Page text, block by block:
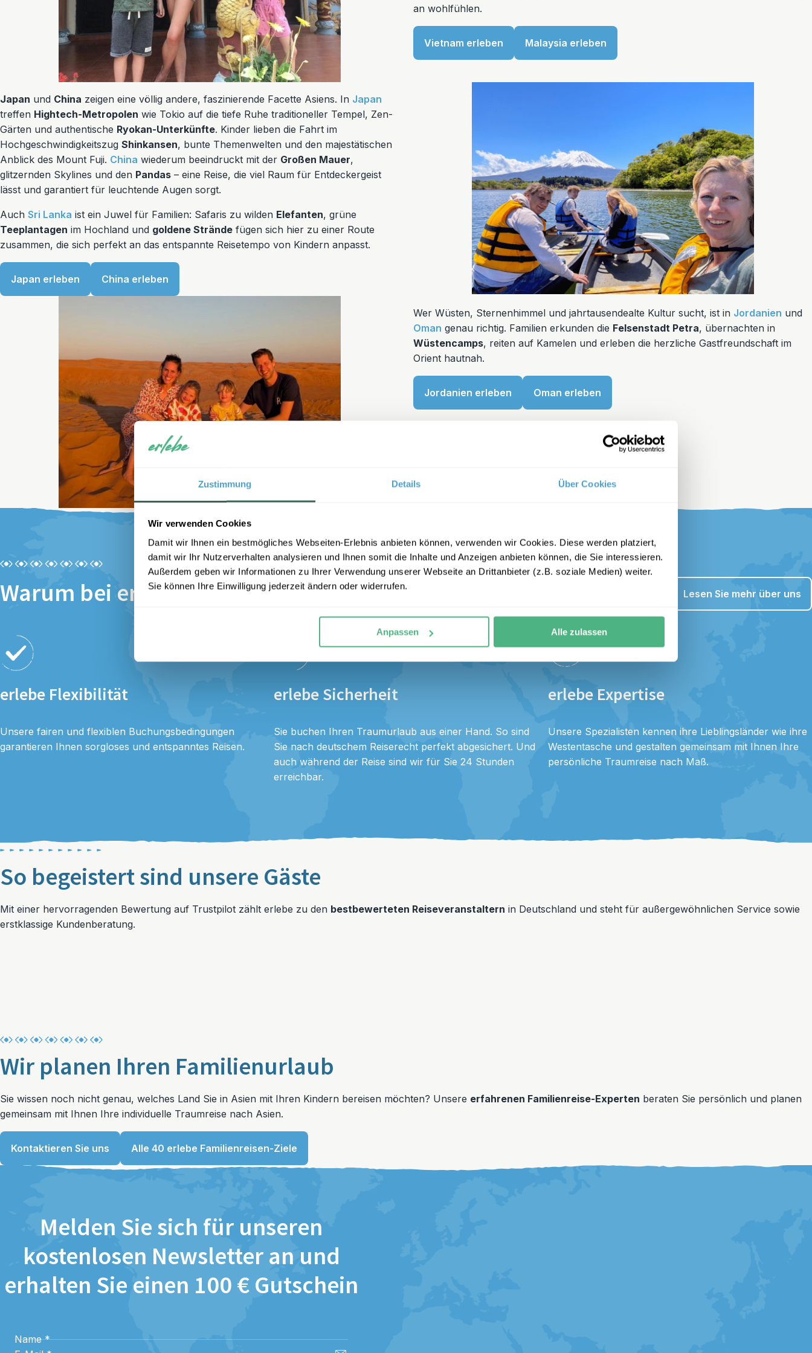
Zustimmung Details Über Cookies
Wir verwenden Cookies
Damit wir Ihnen ein bestmögliches Webseiten-Erlebnis anbieten können, verwenden wir Cookies. Diese werden platziert,
damit wir Ihr Nutzerverhalten analysieren und Ihnen somit die Inhalte und Anzeigen anbieten können, die Sie interessieren.
Außerdem geben wir Informationen zu Ihrer Verwendung unserer Webseite an Drittanbieter (z.B. soziale Medien) weiter.
Sie können Ihre Einwilligung jederzeit ändern oder widerrufen.
Anpassen Alle zulassen
an wohlfühlen.
Vietnam erleben Malaysia erleben
Japan und China zeigen eine völlig andere, faszinierende Facette Asiens. In Japan
treffen Hightech-Metropolen wie Tokio auf die tiefe Ruhe traditioneller Tempel, Zen-
Gärten und authentische Ryokan-Unterkünfte. Kinder lieben die Fahrt im
Hochgeschwindigkeitszug Shinkansen, bunte Themenwelten und den majestätischen
Anblick des Mount Fuji. China wiederum beeindruckt mit der Großen Mauer,
glitzernden Skylines und den Pandas – eine Reise, die viel Raum für Entdeckergeist
lässt und garantiert für leuchtende Augen sorgt.
Auch Sri Lanka ist ein Juwel für Familien: Safaris zu wilden Elefanten, grüne
Teeplantagen im Hochland und goldene Strände fügen sich hier zu einer Route
zusammen, die sich perfekt an das entspannte Reisetempo von Kindern anpasst.
Japan erleben China erleben
Wer Wüsten, Sternenhimmel und jahrtausendealte Kultur sucht, ist in Jordanien und
Oman genau richtig. Familien erkunden die Felsenstadt Petra, übernachten in
Wüstencamps, reiten auf Kamelen und erleben die herzliche Gastfreundschaft im
Orient hautnah.
Jordanien erleben Oman erleben
Warum bei erlebe buchen? Lesen Sie mehr über uns
erlebe Flexibilität
Unsere fairen und flexiblen Buchungsbedingungen
garantieren Ihnen sorgloses und entspanntes Reisen.
erlebe Sicherheit
Sie buchen Ihren Traumurlaub aus einer Hand. So sind
Sie nach deutschem Reiserecht perfekt abgesichert. Und
auch während der Reise sind wir für Sie 24 Stunden
erreichbar.
erlebe Expertise
Unsere Spezialisten kennen ihre Lieblingsländer wie ihre
Westentasche und gestalten gemeinsam mit Ihnen Ihre
persönliche Traumreise nach Maß.
So begeistert sind unsere Gäste
Mit einer hervorragenden Bewertung auf Trustpilot zählt erlebe zu den bestbewerteten Reiseveranstaltern in Deutschland und steht für außergewöhnlichen Service sowie
erstklassige Kundenberatung.
Wir planen Ihren Familienurlaub
Sie wissen noch nicht genau, welches Land Sie in Asien mit Ihren Kindern bereisen möchten? Unsere erfahrenen Familienreise-Experten beraten Sie persönlich und planen
gemeinsam mit Ihnen Ihre individuelle Traumreise nach Asien.
Kontaktieren Sie uns Alle 40 erlebe Familienreisen-Ziele
Melden Sie sich für unseren
kostenlosen Newsletter an und
erhalten Sie einen 100 € Gutschein
Name *